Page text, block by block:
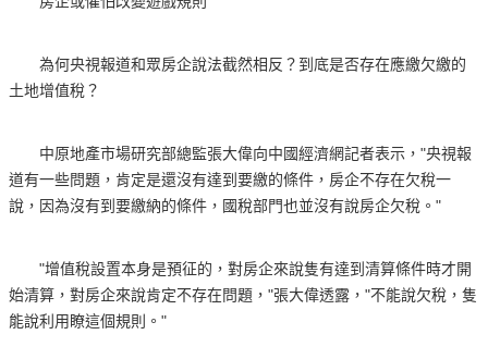
為何央視報道和眾房企說法截然相反？到底是否存在應繳欠繳的
土地增值稅？
中原地產市場研究部總監張大偉向中國經濟網記者表示，"央視報
道有一些問題，肯定是還沒有達到要繳的條件，房企不存在欠稅一
說，因為沒有到要繳納的條件，國稅部門也並沒有說房企欠稅。"
"增值稅設置本身是預征的，對房企來說隻有達到清算條件時才開
始清算，對房企來說肯定不存在問題，"張大偉透露，"不能說欠稅，隻
能說利用瞭這個規則。"